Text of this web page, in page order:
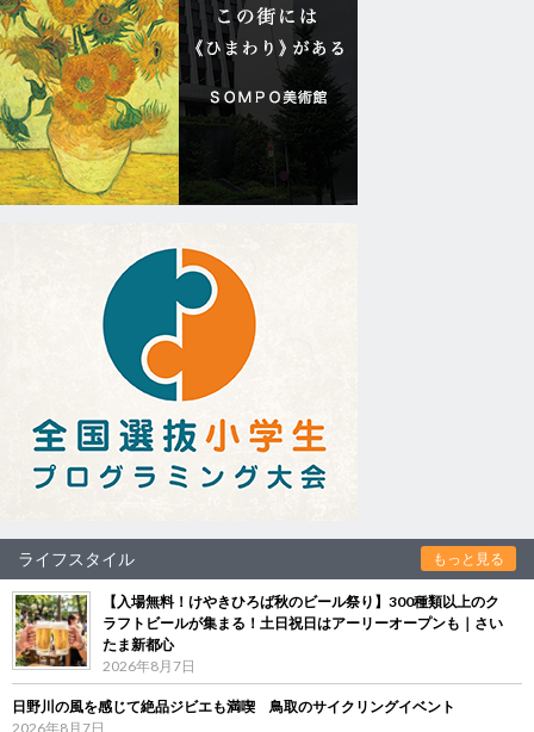
ライフスタイル もっと見る
【入場無料！けやきひろば秋のビール祭り】300種類以上のク
ラフトビールが集まる！土日祝日はアーリーオープンも｜さい
たま新都心
2026年8月7日
日野川の風を感じて絶品ジビエも満喫 鳥取のサイクリングイベント
2026年8月7日